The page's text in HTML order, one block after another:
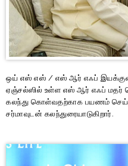
ஒய் எஸ் எஸ் / எஸ் ஆர் எஃப்
ஏஞ்சல்ஸில் உள்ள எஸ் ஆர் எஃப் மதர்
கலந்து கொள்வதற்காக பயணம்
சர்மாவுடன் கலந்துரையாடுகிறார்.